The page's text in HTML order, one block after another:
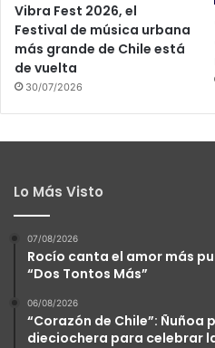
Vibra Fest 2026, el
Festival de música urbana
más grande de Chile está
de vuelta
30/07/2026
Lo Más Visto
07/08/2026
Rocío canta el amor más
“Dos Tontos Más”
06/08/2026
“Corazón de Chile”:
dieciochera para celebrar